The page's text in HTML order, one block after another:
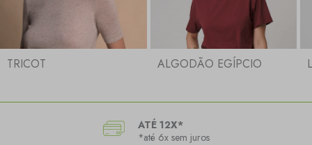
TRICOT ALGODÃO EGÍPCIO
ATÉ 12X*
*até 6x sem juros